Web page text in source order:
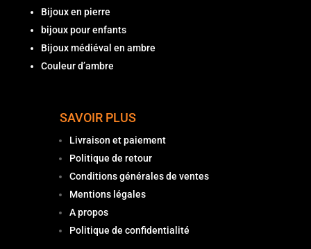
Bijoux en pierre
bijoux pour enfants
Bijoux médiéval en ambre
Couleur d’ambre
SAVOIR PLUS
Livraison et paiement
Politique de retour
Conditions générales de ventes
Mentions légales
A propos
Politique de confidentialité